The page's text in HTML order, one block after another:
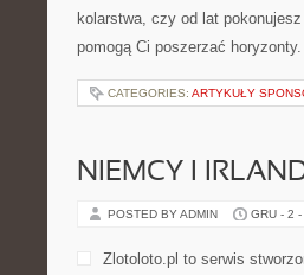
kolarstwa, czy od lat
pomogą Ci poszerzać
CATEGORIES: ARTYKUŁY
NIEMCY I
POSTED BY ADMIN GRU - 2
Zlotoloto.pl to serwis